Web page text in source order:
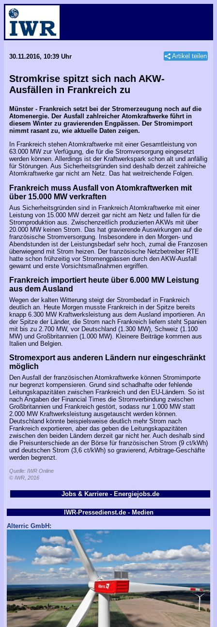
30.11.2016, 10:39 Uhr Artikel teilen
Stromkrise spitzt sich nach AKW-
Ausfällen in Frankreich zu
Münster - Frankreich setzt bei der Stromerzeugung noch auf die
Atomenergie. Der Ausfall zahlreicher Atomkraftwerke führt in
diesem Winter zu gravierenden Engpässen. Der Stromimport
nimmt rasant zu, wie aktuelle Daten zeigen.
In Frankreich stehen Atomkraftwerke mit einer Gesamtleistung von
63.000 MW zur Verfügung, die für die Stromversorgung eingesetzt
werden können. Allerdings ist der Kraftwerkspark schon alt und anfällig
für Störungen. Aus Sicherheitsgründen sind deshalb derzeit zahlreiche
Atomkraftwerke gar nicht am Netz. Das hat weitreichende Folgen.
Frankreich muss Ausfall von Atomkraftwerken mit
über 15.000 MW verkraften
Aus Sicherheitsgründen sind in Frankreich Atomkraftwerke mit einer
Leistung von 15.000 MW derzeit gar nicht am Netz und fallen für die
Stromproduktion aus. Zwischenzeitlich produzierten AKWs mit über
20.000 MW keinen Strom. Das hat gravierende Auswirkungen auf die
französische Stromversorgung. Insbesondere in den Morgen- und
Abendstunden ist der Leistungsbedarf sehr hoch, zumal die Franzosen
überwiegend mit Strom heizen. Der französische Netzbetreiber RTE
hatte schon frühzeitig vor Stromengpässen durch den AKW-Ausfall
gewarnt und erste Vorsichtsmaßnahmen ergriffen.
Frankreich importiert heute über 6.000 MW Leistung
aus dem Ausland
Wegen der kalten Witterung steigt der Strombedarf in Frankreich
deutlich an. Heute Morgen musste Frankreich in der Spitze bereits
knapp 6.300 MW Kraftwerksleistung aus dem Ausland importieren. An
der Spitze der Länder, die Strom nach Frankreich liefern steht Spanien
mit bis zu 2.700 MW, vor Deutschland (1.300 MW), Schweiz (1.100
MW) und Großbritannien (1.000 MW). Kleinere Beiträge kommen aus
Italien und Belgien.
Stromexport aus anderen Ländern nur eingeschränkt
möglich
Den Ausfall der französischen Atomkraftwerke können Stromimporte
nur begrenzt kompensieren. Grund sind schadhafte oder fehlende
Leitungskapazitäten zwischen Frankreich und den EU-Ländern. So ist
nach Angaben der Financial Times die Stromverbindung zwischen
Großbritannien und Frankreich gestört, sodass nur 1.000 MW statt
2.000 MW Kraftwerksleistung ausgetauscht werden können.
Deutschland könnte beispielsweise deutlich mehr Strom nach
Frankreich exportieren, aber das geben die Leitungskapazitäten
zwischen den beiden Ländern derzeit gar nicht her. Auch deshalb sind
die Preisunterschiede an der Börse für französischen Strom (9 ct/kWh)
und deutschen Strom (3,6 ct/kWh) so gravierend, Arbitrage-Geschäfte
werden begrenzt.
Quelle: IWR Online
© IWR, 2016
Jobs & Karriere - Energiejobs.de
IWR-Pressedienst.de - Medien
Alterric GmbH: